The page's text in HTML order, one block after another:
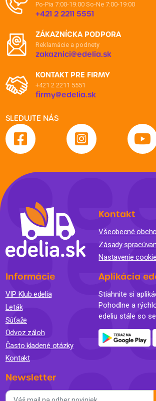
Po-Pia 7:00-19:00 So-Ne 7:00-19:00
+421 2 2211 5551
ZÁKAZNÍCKA PODPORA
Reklamácie a podnety
zakaznici@edelia.sk
KONTAKT PRE FIRMY
+421 2 2211 5551
firmy@edelia.sk
SLEDUJTE NÁS
Kontakt
Všeobecné
Zásady
Nastavenie
Informácie
VIP Klub edelia
Leták
Súťaže
Odvoz záloh
Často kladené otázky
Kontakt
Aplikácia
Stiahnite si
Pohodlne a
edeliu stále so
Newsletter